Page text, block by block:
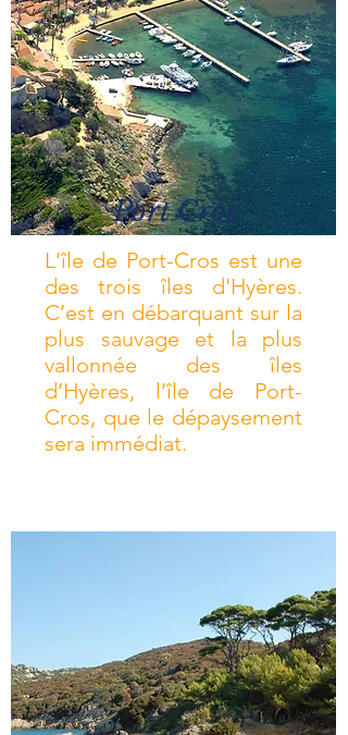
Port Cros
L'île de Port-Cros est une
des trois îles d'Hyères.
C’est en débarquant sur la
plus sauvage et la plus
vallonnée des îles
d’Hyères, l’île de Port-
Cros, que le dépaysement
sera immédiat.